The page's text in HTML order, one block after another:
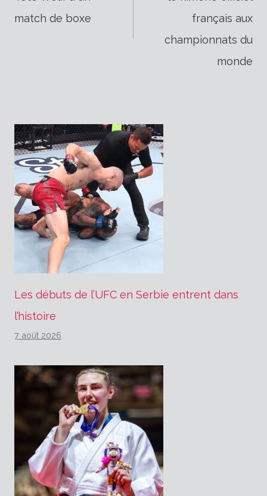
de
match de boxe
français aux
championnats du
monde
Les débuts de l’UFC en Serbie entrent dans
l’histoire
7 août 2026